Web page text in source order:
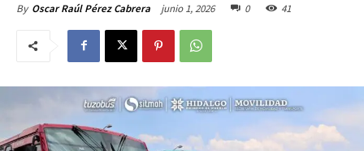
By Oscar Raúl Pérez Cabrera junio 1, 2026 0 41